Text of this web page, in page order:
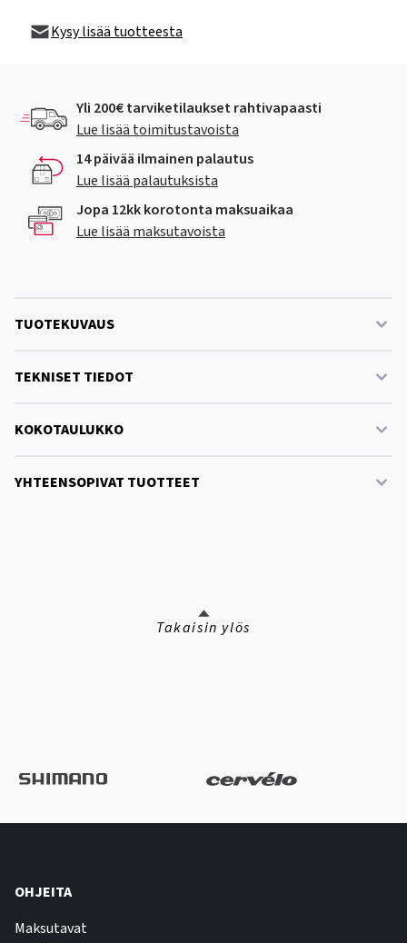
Kysy lisää tuotteesta
Yli 200€ tarviketilaukset rahtivapaasti
Lue lisää toimitustavoista
14 päivää ilmainen palautus
Lue lisää palautuksista
Jopa 12kk korotonta maksuaikaa
Lue lisää maksutavoista
TUOTEKUVAUS
TEKNISET TIEDOT
KOKOTAULUKKO
YHTEENSOPIVAT TUOTTEET
Takaisin ylös
OHJEITA
Maksutavat